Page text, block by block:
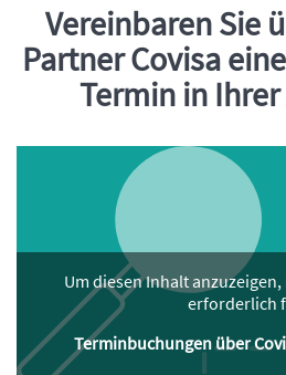
Vereinbaren Sie
Partner Covisa
Termin in
Um diesen Inhalt
erforderlich
Terminbuchungen über